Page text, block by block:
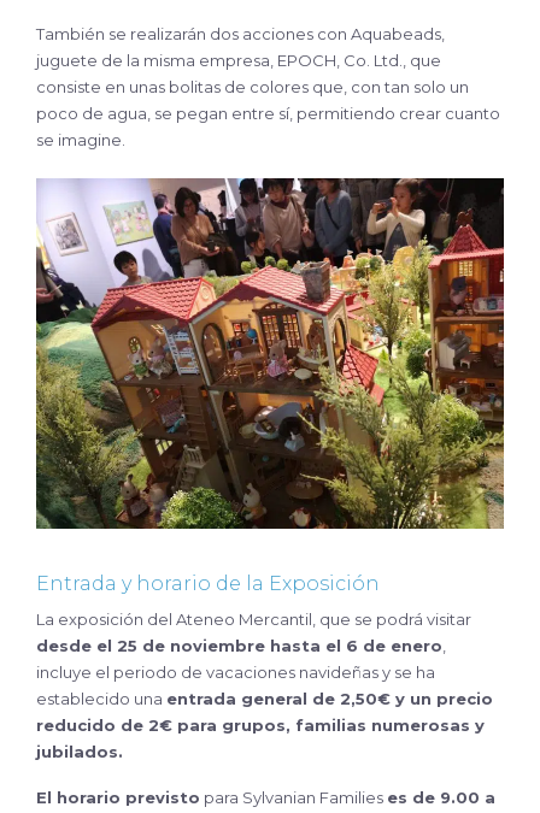
También se realizarán dos acciones con Aquabeads,
juguete de la misma empresa, EPOCH, Co. Ltd., que
consiste en unas bolitas de colores que, con tan solo un
poco de agua, se pegan entre sí, permitiendo crear cuanto
se imagine.
Entrada y horario de la Exposición
La exposición del Ateneo Mercantil, que se podrá visitar
desde el 25 de noviembre hasta el 6 de enero
incluye el periodo de vacaciones navideñas y se ha
establecido una entrada general de 2,50€ y un precio
reducido de 2€ para grupos, familias numerosas y
jubilados.
El horario previsto para Sylvanian Families es de 9.00 a